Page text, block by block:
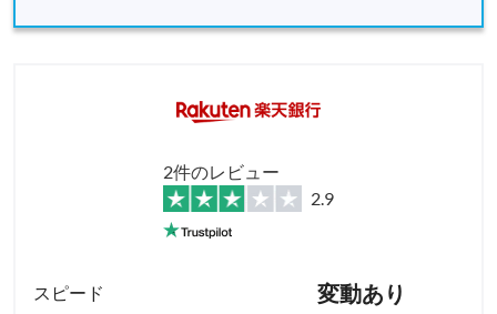
2件のレビュー
2.9
変動あり